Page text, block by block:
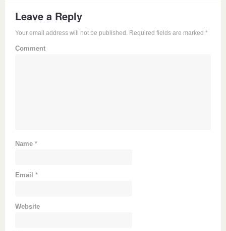
Leave a Reply
Your email address will not be published. Required fields are marked *
Comment
Name *
Email *
Website